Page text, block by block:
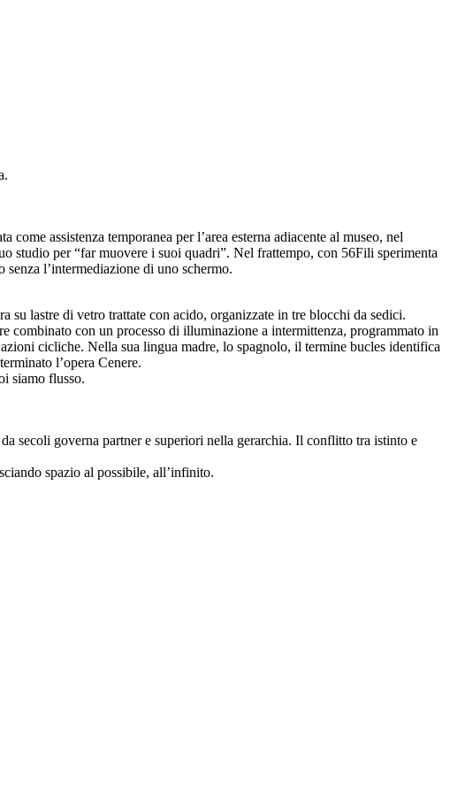
assistenza temporanea per l’area esterna adiacente al museo, nel
studio per “far muovere i suoi quadri”. Nel frattempo, con 56Fili sperimenta
l’intermediazione di uno schermo.
su lastre di vetro trattate con acido, organizzate in tre blocchi da sedici.
combinato con un processo di illuminazione a intermittenza, programmato in
cicliche. Nella sua lingua madre, lo spagnolo, il termine bucles identifica
l’opera Cenere.
siamo flusso.
secoli governa partner e superiori nella gerarchia. Il conflitto tra istinto e
spazio al possibile, all’infinito.